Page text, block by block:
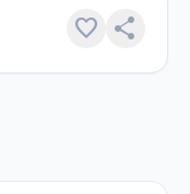
favorite share